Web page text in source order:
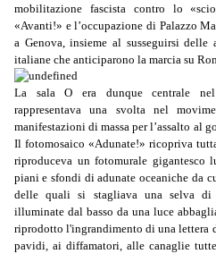
mobilitazione fascista contro lo
«Avanti!» e l’occupazione di Palazzo
a Genova, insieme al susseguirsi
italiane che anticiparono la marcia su
La sala O era dunque centrale
rappresentava una svolta nel
manifestazioni di massa per l’assalto al
Il fotomosaico «Adunate!» ricopriva
riproduceva un fotomurale gigantesco
piani e sfondi di adunate oceaniche da
delle quali si stagliava una selva di
illuminate dal basso da una luce
riprodotto l'ingrandimento di una lettera
pavidi, ai diffamatori, alle canaglie